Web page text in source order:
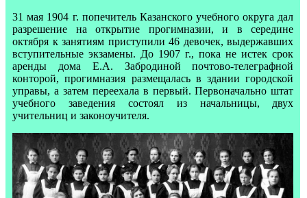
31 мая 1904 г. попечитель Казанского учебного округа дал
разрешение на открытие прогимназии, и в середине
октября к занятиям приступили 46 девочек, выдержавших
вступительные экзамены. До 1907 г., пока не истек срок
аренды дома Е.А. Забродиной почтово-телеграфной
конторой, прогимназия размещалась в здании городской
управы, а затем переехала в первый. Первоначально штат
учебного заведения состоял из начальницы, двух
учительниц и законоучителя.